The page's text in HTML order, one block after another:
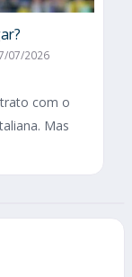
07/2026
com o
Mas